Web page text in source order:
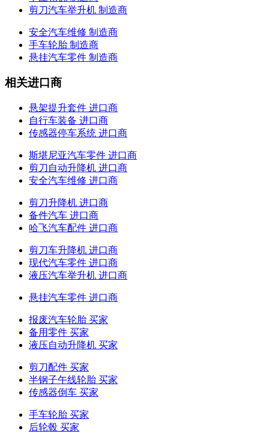
剪刀汽车举升机 制造商
安全汽车维修 制造商
手车轮胎 制造商
悬挂汽车零件 制造商
相关进口商
悬架提升套件 进口商
自行车装备 进口商
传感器停车系统 进口商
斯堪尼亚汽车零件 进口商
剪刀自动升降机 进口商
安全汽车维修 进口商
剪刀升降机 进口商
备件汽车 进口商
哈飞汽车配件 进口商
剪刀车升降机 进口商
现代汽车零件 进口商
液压汽车举升机 进口商
悬挂汽车零件 进口商
报废汽车轮胎 买家
备用零件 买家
液压自动升降机 买家
剪刀配件 买家
半钢子午线轮胎 买家
传感器倒车 买家
手车轮胎 买家
后轮毂 买家